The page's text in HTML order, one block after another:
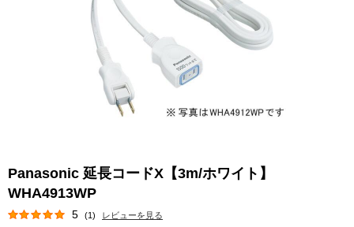
Panasonic 延長コードX【3m/ホワイト】
WHA4913WP
5 (1) レビューを見る